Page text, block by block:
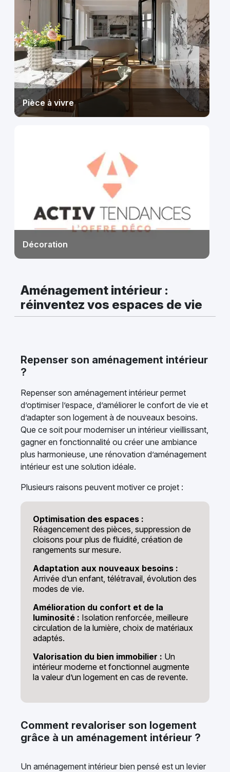
Pièce à vivre
Décoration
Aménagement intérieur :
réinventez vos espaces de vie
Repenser son aménagement intérieur
?
Repenser son aménagement intérieur permet
d’optimiser l’espace, d’améliorer le confort de vie et
d’adapter son logement à de nouveaux besoins.
Que ce soit pour moderniser un intérieur vieillissant,
gagner en fonctionnalité ou créer une ambiance
plus harmonieuse, une rénovation d’aménagement
intérieur est une solution idéale.
Plusieurs raisons peuvent motiver ce projet :
Optimisation des espaces :
Réagencement des pièces, suppression de
cloisons pour plus de fluidité, création de
rangements sur mesure.
Adaptation aux nouveaux besoins :
Arrivée d’un enfant, télétravail, évolution des
modes de vie.
Amélioration du confort et de la
luminosité : Isolation renforcée, meilleure
circulation de la lumière, choix de matériaux
adaptés.
Valorisation du bien immobilier : Un
intérieur moderne et fonctionnel augmente
la valeur d’un logement en cas de revente.
Comment revaloriser son logement
grâce à un aménagement intérieur ?
Un aménagement intérieur bien pensé est un levier